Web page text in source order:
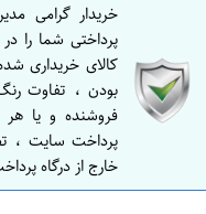
خریدار گرامی
پرداختی شما را
کالای خریداری
بودن ، تفاوت
فروشنده و یا
پرداخت سایت ،
خارج از درگاه